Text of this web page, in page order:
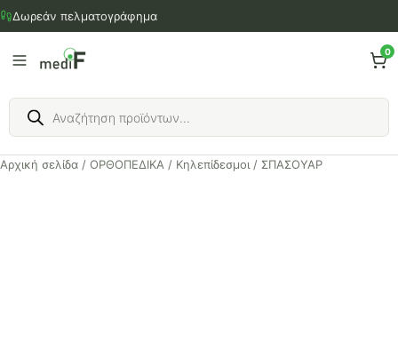
Μετάβαση
στο
περιεχόμενο
Δωρεάν πελματογράφημα
0
Products
search
Αρχική σελίδα / ΟΡΘΟΠΕΔΙΚΑ / Κηλεπίδεσμοι / ΣΠΑΣΟΥΑΡ